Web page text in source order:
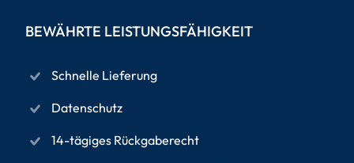
BEWÄHRTE LEISTUNGSFÄHIGKEIT
Schnelle Lieferung
Datenschutz
14-tägiges Rückgaberecht